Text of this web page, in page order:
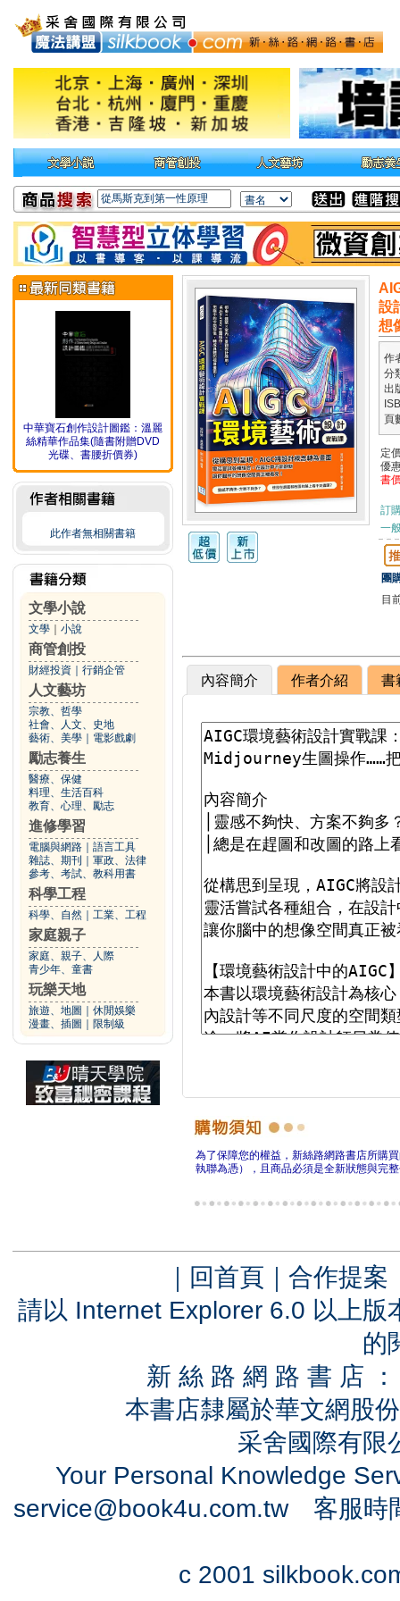
中華寶石創作設計圖鑑：溫麗
絲精華作品集(隨書附贈DVD
光碟、書腰折價券)
此作者無相關書籍
文學小說
文學 小說
商管創投
財經投資 行銷企管
人文藝坊
宗教、哲學
社會、人文、史地
藝術、美學
電影戲劇
勵志養生
醫療、保健
料理、生活百科
教育、心理、勵志
進修學習
電腦與網路
語言工具
雜誌、期刊
軍政、法律
參考、考試、教科用書
科學工程
科學、自然 工業、工程
家庭親子
家庭、親子、人際
青少年、童書
玩樂天地
旅遊、地圖
休閒娛樂
漫畫、插圖
限制級
設
想
作
分
出
頁
定
優
書
訂
一
團
目
內容簡介 作者介紹 書
為了保障您的權益，新絲路網路書店所購
執聯為憑），且商品必須是全新狀態與完
｜ 回首頁 ｜ 合作提案
請以 Internet Explorer 6.0 以上
的
新 絲 路 網 路 書 店
本書店隸屬於華文網股
采舍國際有
Your Personal Knowledge
service@book4u.com.tw客服時
c 2001